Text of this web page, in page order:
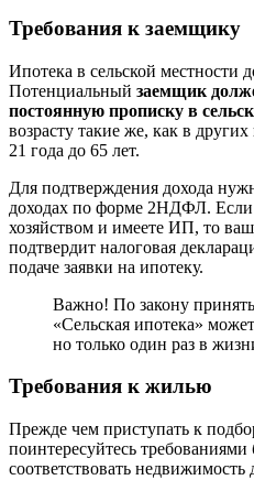
Требования к заемщику
Ипотека в сельской местности
Потенциальный заемщик
постоянную прописку в
возрасту такие же, как в
21 года до 65 лет.
Для подтверждения дохода
доходах по форме 2НДФЛ. Если
хозяйством и имеете ИП, то
подтвердит налоговая
подаче заявки на ипотеку.
Важно! По закону
«Сельская ипотека»
но только один раз в
Требования к жилью
Прежде чем приступать к
поинтересуйтесь
соответствовать недвижимость